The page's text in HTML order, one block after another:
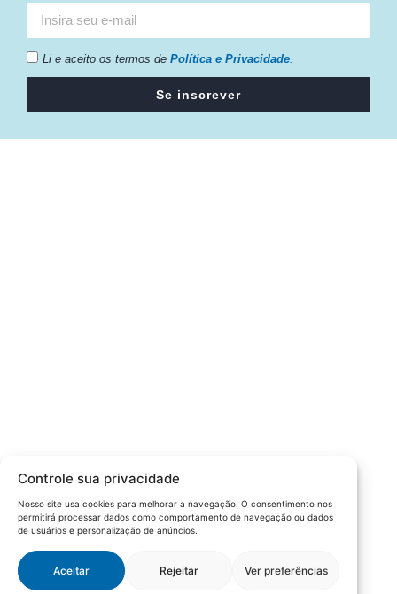
Controle sua privacidade
Nosso site usa cookies para melhorar a navegação. O consentimento nos
permitirá processar dados como comportamento de navegação ou dados
de usuários e personalização de anúncios.
Aceitar Rejeitar Ver preferências
Li e aceito os termos de Política e Privacidade.
Se inscrever
Rua Silva Jardim, 96 Lajeado, Rio Grande do Sul –
Redes Sociais: